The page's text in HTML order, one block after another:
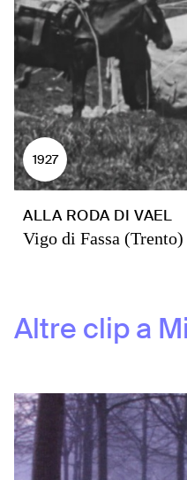
1927
ALLA RODA DI VAEL
Vigo di Fassa (Trento)
Altre clip a